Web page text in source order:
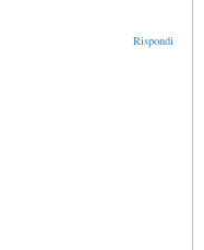
Rispondi